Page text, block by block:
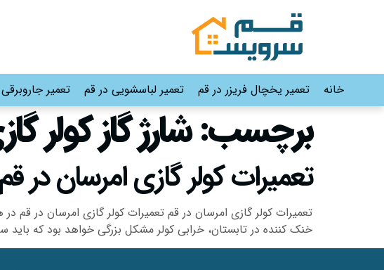
خانه تعمیر یخچال فریزر در قم تعمیر لباسشویی در قم تعمیر
برچسب:شارژ گاز کولر
تعمیرات کولر گازی امرسان در قم
تعمیرات کولر گازی امرسان در قم تعمیرات کولر گازی امرسان در قم
خنک کننده در تابستان، خرابی کولر مشکل بزرگی خواهد بود که باید